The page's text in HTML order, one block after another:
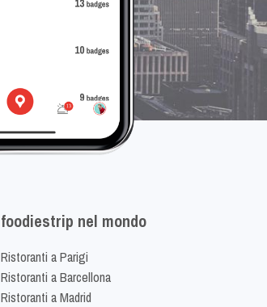
foodiestrip nel mondo
Ristoranti a Parigi
Ristoranti a Barcellona
Ristoranti a Madrid